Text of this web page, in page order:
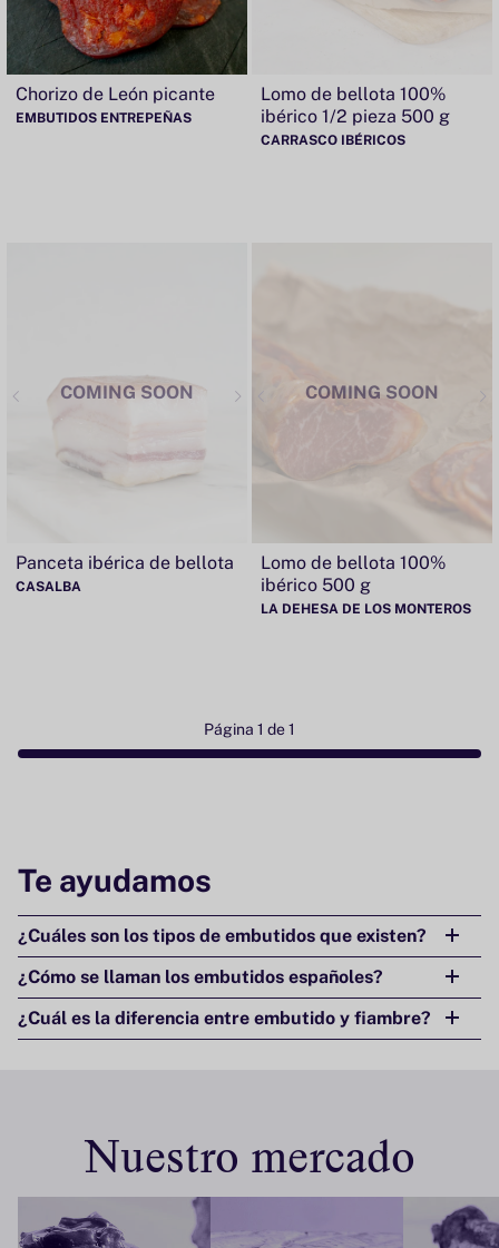
Chorizo de León picante
EMBUTIDOS ENTREPEÑAS
Lomo de bellota 100%
ibérico 1/2 pieza 500 g
CARRASCO IBÉRICOS
COMING SOON
Panceta ibérica de bellota
CASALBA
COMING SOON
Lomo de bellota 100%
ibérico 500 g
LA DEHESA DE LOS MONTEROS
Página 1 de 1
Te ayudamos
¿Cuáles son los tipos de embutidos que existen?
¿Cómo se llaman los embutidos españoles?
¿Cuál es la diferencia entre embutido y fiambre?
Nuestro mercado